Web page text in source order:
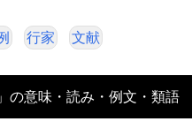
行家 文献
の意味・読み・例文・類語